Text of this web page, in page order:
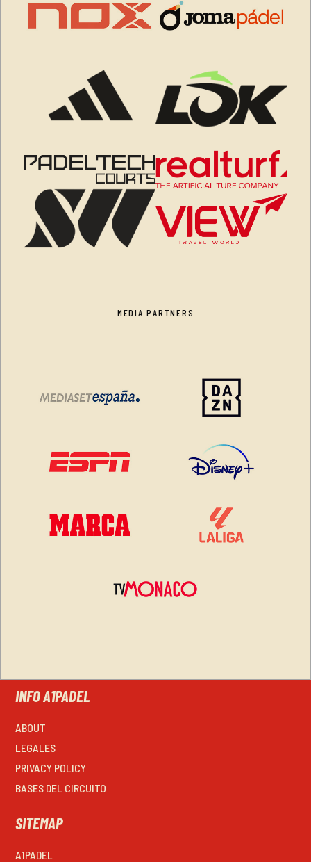
MEDIA PARTNERS
INFO A1PADEL
ABOUT
LEGALES
PRIVACY POLICY
BASES DEL CIRCUITO
SITEMAP
A1PADEL